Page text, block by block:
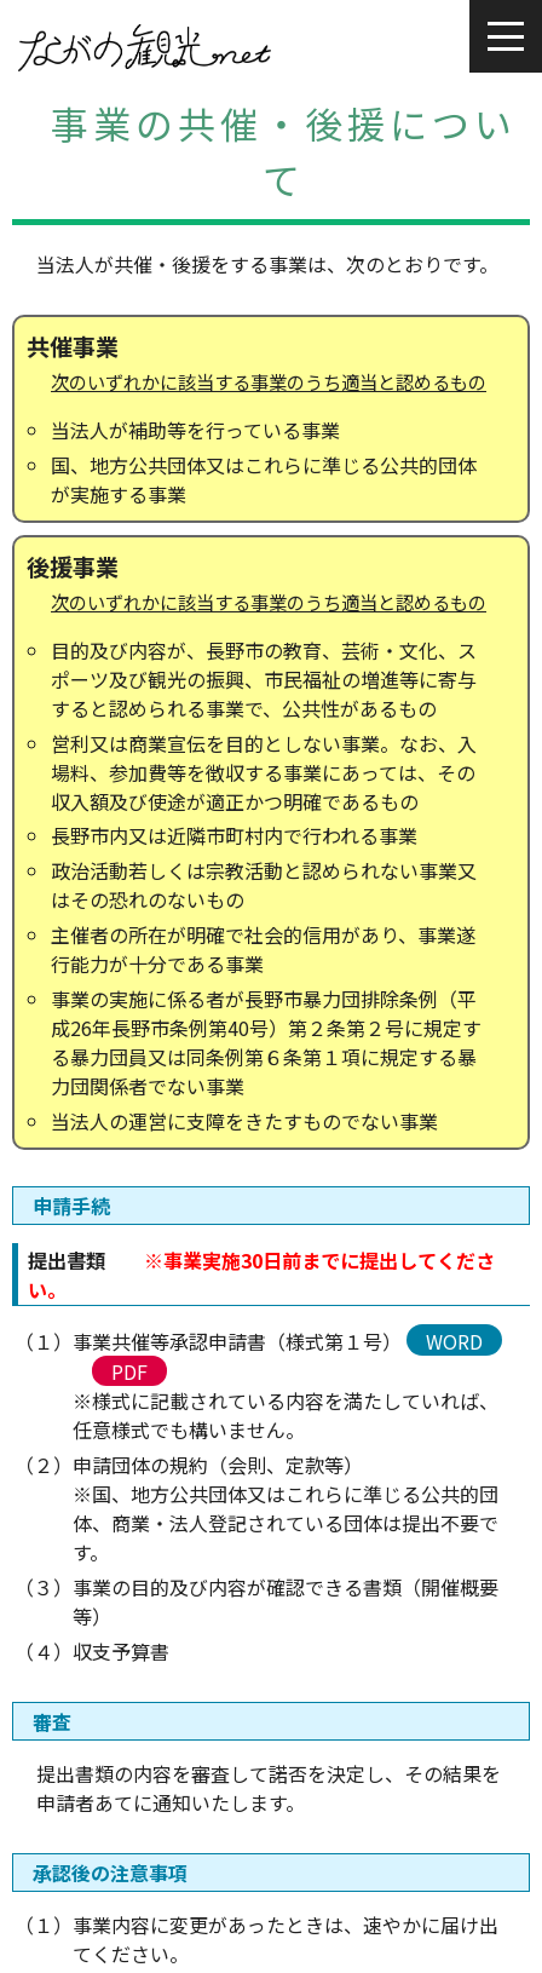
事業の共催・後援につい
て
当法人が共催・後援をする事業は、次のとおりです。
共催事業
次のいずれかに該当する事業のうち適当と認めるもの
当法人が補助等を行っている事業
国、地方公共団体又はこれらに準じる公共的団体
が実施する事業
後援事業
次のいずれかに該当する事業のうち適当と認めるもの
目的及び内容が、長野市の教育、芸術・文化、ス
ポーツ及び観光の振興、市民福祉の増進等に寄与
すると認められる事業で、公共性があるもの
営利又は商業宣伝を目的としない事業。なお、入
場料、参加費等を徴収する事業にあっては、その
収入額及び使途が適正かつ明確であるもの
長野市内又は近隣市町村内で行われる事業
政治活動若しくは宗教活動と認められない事業又
はその恐れのないもの
主催者の所在が明確で社会的信用があり、事業遂
行能力が十分である事業
事業の実施に係る者が長野市暴力団排除条例（平
成26年長野市条例第40号）第２条第２号に規定す
る暴力団員又は同条例第６条第１項に規定する暴
力団関係者でない事業
当法人の運営に支障をきたすものでない事業
申請手続
提出書類 ※事業実施30日前までに提出してくださ
い。
（１）事業共催等承認申請書（様式第１号）
WORD
PDF
※様式に記載されている内容を満たしていれば、
任意様式でも構いません。
（２）申請団体の規約（会則、定款等）
※国、地方公共団体又はこれらに準じる公共的団
体、商業・法人登記されている団体は提出不要で
す。
（３）事業の目的及び内容が確認できる書類（開催概要
等）
（４）収支予算書
審査
提出書類の内容を審査して諾否を決定し、その結果を
申請者あてに通知いたします。
承認後の注意事項
（１）事業内容に変更があったときは、速やかに届け出
てください。